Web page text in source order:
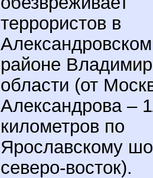
террористов в
Александровском
районе
области (от
Александрова –
километров по
Ярославскому
северо-восток).